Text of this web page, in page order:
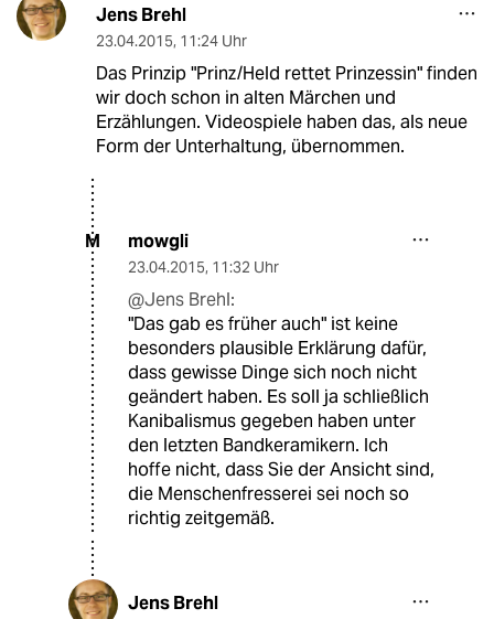
Jens Brehl
23.04.2015, 11:24 Uhr
Das Prinzip "Prinz/Held rettet Prinzessin" finden
wir doch schon in alten Märchen und
Erzählungen. Videospiele haben das, als neue
Form der Unterhaltung, übernommen.
M mowgli
23.04.2015, 11:32 Uhr
@Jens Brehl:
"Das gab es früher auch" ist keine
besonders plausible Erklärung dafür,
dass gewisse Dinge sich noch nicht
geändert haben. Es soll ja schließlich
Kanibalismus gegeben haben unter
den letzten Bandkeramikern. Ich
hoffe nicht, dass Sie der Ansicht sind,
die Menschenfresserei sei noch so
richtig zeitgemäß.
Jens Brehl